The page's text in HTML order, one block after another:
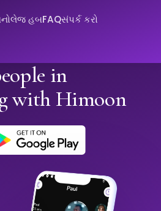
નોલેજ હબFAQસંપર્ક કરો
in
with Himoon